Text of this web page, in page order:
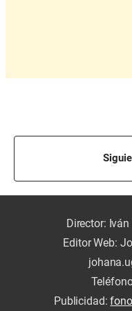
Director:
Editor Web:
Publicidad: